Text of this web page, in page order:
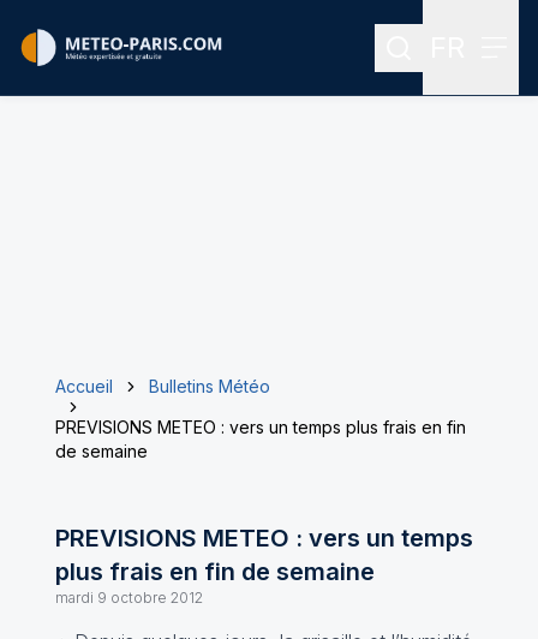
Rechercher
Accueil
Bulletins Météo
PREVISIONS METEO : vers un temps plus frais en fin
de semaine
PREVISIONS METEO : vers un temps
plus frais en fin de semaine
mardi 9 octobre 2012